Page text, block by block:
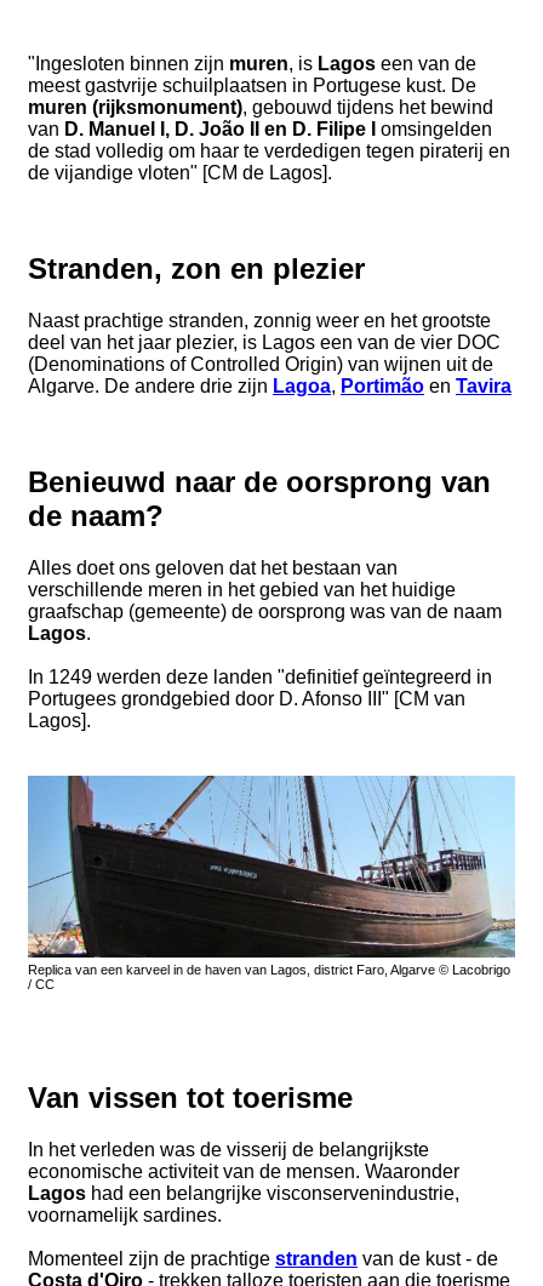
"Ingesloten binnen zijn muren, is Lagos een van de
meest gastvrije schuilplaatsen in Portugese kust. De
muren (rijksmonument), gebouwd tijdens het bewind
van D. Manuel I, D. João II en D. Filipe I
omsingelden
de stad volledig om haar te verdedigen tegen piraterij en
de vijandige vloten" [CM de Lagos].
Stranden, zon en plezier
Naast prachtige stranden, zonnig weer en het grootste
deel van het jaar plezier, is Lagos een van de vier DOC
(Denominations of Controlled Origin) van wijnen uit de
Algarve. De andere drie zijn Lagoa, Portimão en Tavira
Benieuwd naar de oorsprong van
de naam?
Alles doet ons geloven dat het bestaan ​​van
verschillende meren in het gebied van het huidige
graafschap (gemeente) de oorsprong was van de naam
Lagos.
In 1249 werden deze landen "definitief geïntegreerd in
Portugees grondgebied door D. Afonso III" [CM van
Lagos].
Replica van een karveel in de haven van Lagos, district Faro, Algarve © Lacobrigo
/ CC
Van vissen tot toerisme
In het verleden was de visserij de belangrijkste
economische activiteit van de mensen. Waaronder
Lagos had een belangrijke visconservenindustrie,
voornamelijk sardines.
Momenteel zijn de prachtige stranden van de kust - de
Costa d'Oiro - trekken talloze toeristen aan die toerisme